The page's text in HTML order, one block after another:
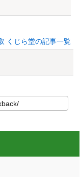
くじら堂の記事一覧